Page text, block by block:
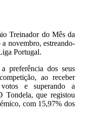
Treinador do Mês da
novembro, estreando-
Portugal.
preferência dos seus
ao receber
e superando a
Tondela, que registou
com 15,97% dos